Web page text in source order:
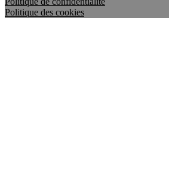
Politique des cookies